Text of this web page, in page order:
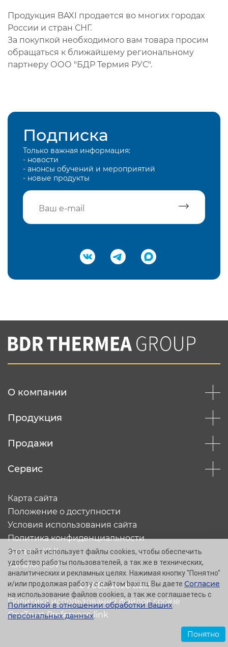
Продукция BAXI продается во многих городах
России и стран СНГ.
За покупкой необходимого вам товара просим
обращаться к ближайшему региональному
партнеру ООО "БДР Термия РУС".
Подписка
Только важная информация:
- новости
- анонсы обучений и мероприятий
- новые продукты
Подтвердить e-mail
Вы соглашаетесь с нашей политикой
конфеденциальности
О компании
Продукция
Продажи
Сервис
© 2005-2026 Baxi
Карта сайта
Положение о доступности
Условия использования сайта
Политика конфиденциальности
Каталог XML
Каталог CSV
Политика использования файлов cookie
OneTrust Preference link
Этот сайт использует файлы cookies, чтобы обеспечить
удобство работы пользователей, а так же в технических,
аналитических и рекламных целях. Нажимая кнопку "Понятно"
и/или продолжая работу с сайтом baxi.ru, Вы даете Согласие
на использование файлов cookies, а так же соглашаетесь с
Политикой в отношении обработки Ваших
персональных данных.
Понятно